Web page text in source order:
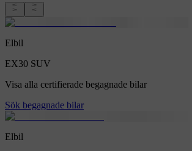
Elbil
EX30 SUV
Visa alla certifierade begagnade bilar
Sök begagnade bilar
Elbil